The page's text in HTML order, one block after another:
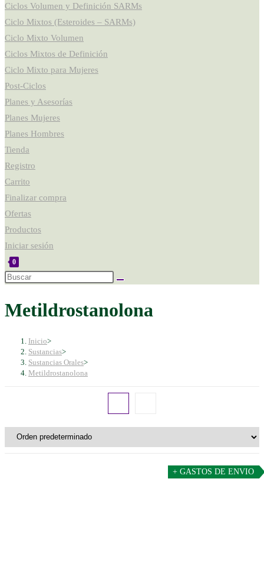
Ciclos Volumen y Definición SARMs
Ciclo Mixtos (Esteroides – SARMs)
Ciclo Mixto Volumen
Ciclos Mixtos de Definición
Ciclo Mixto para Mujeres
Post-Ciclos
Planes y Asesorías
Planes Mujeres
Planes Hombres
Tienda
Registro
Carrito
Finalizar compra
Ofertas
Productos
Iniciar sesión
0
Metildrostanolona
Inicio>
Sustancias>
Sustancias Orales>
Metildrostanolona
+ GASTOS DE ENVIO